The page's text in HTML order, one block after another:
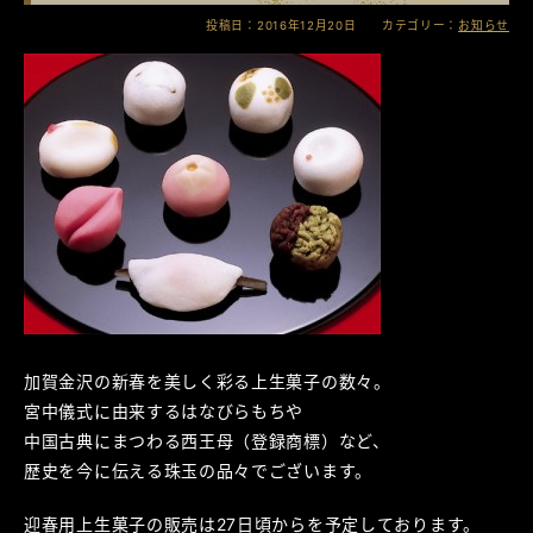
投稿日：2016年12月20日 カテゴリー： お知らせ
加賀金沢の新春を美しく彩る上生菓子の数々。
宮中儀式に由来するはなびらもちや
中国古典にまつわる西王母（登録商標）など、
歴史を今に伝える珠玉の品々でございます。
迎春用上生菓子の販売は27日頃からを予定しております。